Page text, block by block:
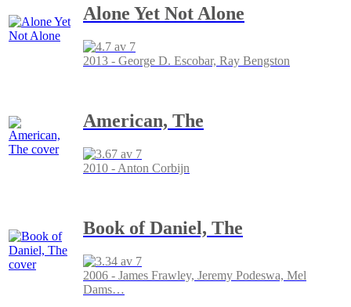
Alone Yet Not Alone
2013 - George D. Escobar, Ray Bengston
American, The
2010 - Anton Corbijn
Book of Daniel, The
2006 - James Frawley, Jeremy Podeswa, Mel
Dams…